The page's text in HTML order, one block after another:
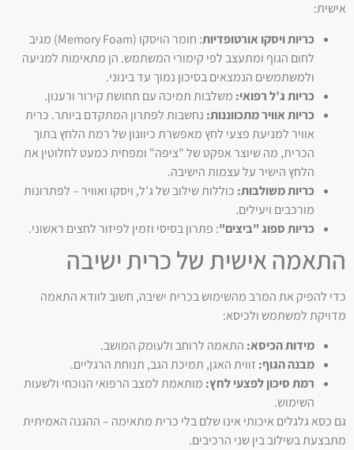
אישית:
כריות ויסקו אורטופדיות
: חומר הויסקו (Memory Foam) מגיב
לחום הגוף ומתעצב לפי קימורי המשתמש. הן מתאימות למניעה
ולמשתמשים הנמצאים בסיכון נמוך עד בינוני.
כריות ג’ל רפואי: משלבות תמיכה עם תחושת קירור ורענון.
כריות אוויר מתכווננות: נחשבות לפתרון המתקדם ביותר. כרית
אוויר למניעת פצעי לחץ מאפשרת כיוונון של רמת הלחץ בתוך
הכרית, מה שיוצר אפקט של "ציפה" ומפחית כמעט לחלוטין את
הלחץ הישיר על עצמות הישיבה.
כריות משולבות: כוללות שילוב של ג’ל, ויסקו ואוויר – לפתרונות
מורכבים ויעילים.
כריות ספוג "ביצים": פתרון בסיסי וזמין לפיזור לחצים ראשוני.
התאמה אישית של כרית ישיבה
כדי להפיק את המרב מהשימוש בכרית ישיבה, חשוב לוודא התאמה
מדויקת למשתמש ולכיסא:
מידות הכיסא: התאמה לרוחב ולעומק המושב.
מבנה הגוף: זווית האגן, תמיכת הגב, תנוחת הרגליים.
רמת סיכון לפצעי לחץ: מותאמת למצב הרפואי הנוכחי ולשעות
השימוש.
גם כסא גלגלים איכותי אינו שלם בלי כרית מתאימה – ההגנה האמיתית
מתבצעת בשילוב בין שני הרכיבים.